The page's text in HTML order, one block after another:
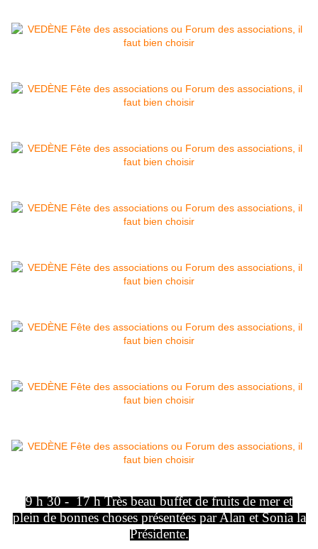
9 h 30 - 17 h Très beau buffet de fruits de mer et
plein de bonnes choses présentées par Alan et Sonia la
Présidente.